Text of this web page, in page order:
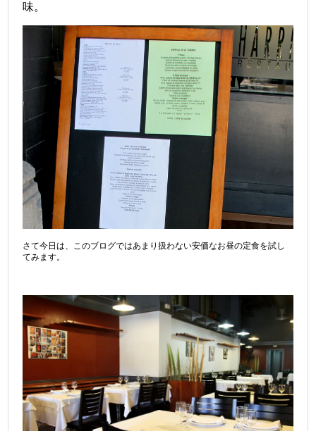
味。
さて今日は、このブログではあまり扱わない安価なお昼の定食を試し
てみます。